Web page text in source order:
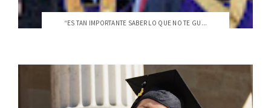
“ES TAN IMPORTANTE SABER LO QUE NO TE GU...